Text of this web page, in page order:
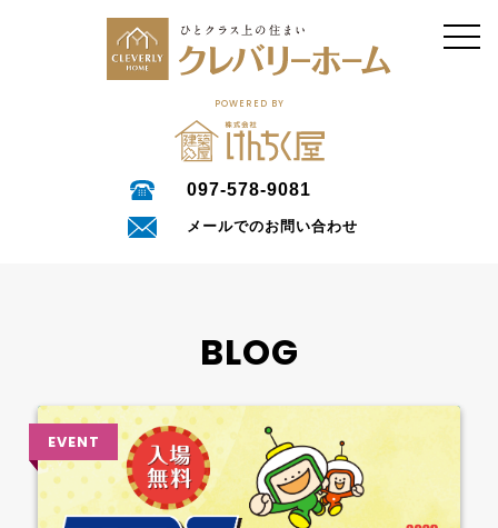
POWERED BY
097-578-9081
メールでのお問い合わせ
BLOG